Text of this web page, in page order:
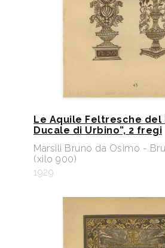
Le Aquile Feltresche del
Ducale di Urbino”, 2 fregi
Marsili Bruno da Osimo -
(xilo 900)
1929